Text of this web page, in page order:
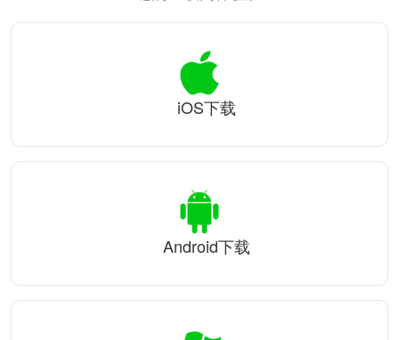
iOS下载
Android下载